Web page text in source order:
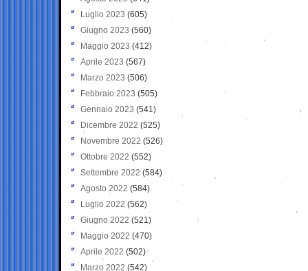
Luglio 2023 (605)
Giugno 2023 (560)
Maggio 2023 (412)
Aprile 2023 (567)
Marzo 2023 (506)
Febbraio 2023 (505)
Gennaio 2023 (541)
Dicembre 2022 (525)
Novembre 2022 (526)
Ottobre 2022 (552)
Settembre 2022 (584)
Agosto 2022 (584)
Luglio 2022 (562)
Giugno 2022 (521)
Maggio 2022 (470)
Aprile 2022 (502)
Marzo 2022 (542)